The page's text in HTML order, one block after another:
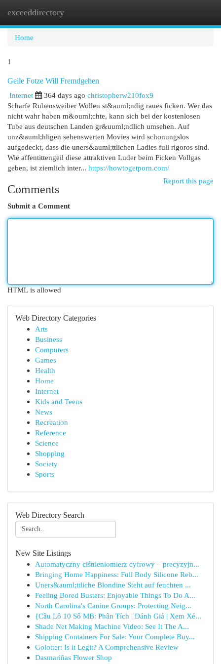
exceeddirectory
Home
1
Geile Fotze Will Fremdgehen
Internet
364 days ago christopherw210fox9
Scharfe Rubensweiber Wollen st&auml;ndig raues ficken. Wer das
nicht wahr haben m&ouml;chte, kann sich bei der kostenlosen
Tube aus deutschen Landen gr&uuml;ndlich umsehen. Auf
unz&auml;hligen sehenswerten Movies wird schonungslos
aufgedeckt, dass die uners&auml;ttlichen Ladies full rigoros sind.
Wie affentittengeil diese attraktiven Luder beim Ficken Vollgas
geben, ist ziemlich inter... https://howtogetporn.com/
Report this page
Comments
Submit a Comment
HTML is allowed
Web Directory Categories
Arts
Business
Computers
Games
Health
Home
Internet
Kids and Teens
News
Recreation
Reference
Science
Shopping
Society
Sports
Web Directory Search
New Site Listings
Automatyczny ciśnieniomierz cyfrowy – precyzyjn...
Bringing Home Happiness: Full Body Silicone Reb...
Uners&auml;ttliche Blondine Steht auf feuchten ...
Feeling Bored Busters: Enjoyable Things To Do A...
North Carolina's Canine Groups: Protecting Neig...
{Cầu Lô 10 Số MB: Phân Tích | Đánh Giá | Xem Xé...
Shade Net Making Machine Video: See It The A...
Shipping Containers For Sale: Your Complete Buy...
Golotter: Is it Legit? A Comprehensive Review
Dasmariñas Flower Shop